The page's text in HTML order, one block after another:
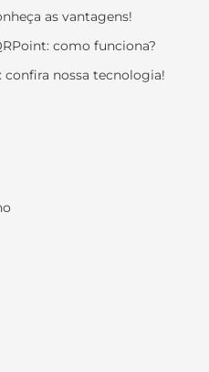
as vantagens!
como funciona?
nossa tecnologia!